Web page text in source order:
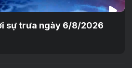
sự trưa ngày 6/8/2026